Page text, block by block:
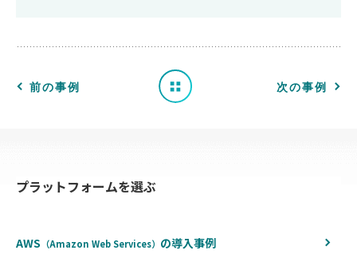
前の事例
例
一 次の事例
プラットフォームを選ぶ
AWS （Amazon Web Services） の導入事例